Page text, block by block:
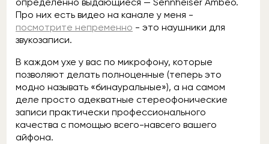
определённо выдающиеся — Sennheiser Ambeo.
Про них есть видео на канале у меня -
посмотрите непременно - это наушники для
звукозаписи.
В каждом ухе у вас по микрофону, которые
позволяют делать полноценные (теперь это
модно называть «бинауральные»), а на самом
деле просто адекватные стереофонические
записи практически профессионального
качества с помощью всего-навсего вашего
айфона.